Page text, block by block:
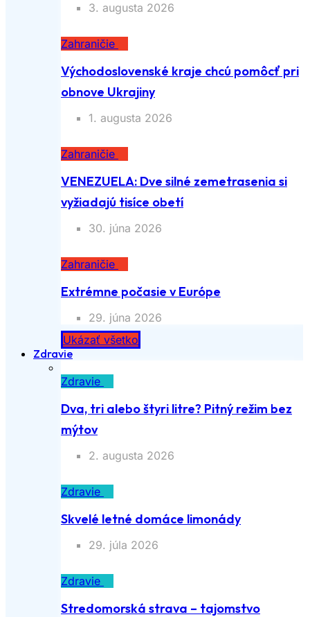
3. augusta 2026
Zahraničie
Východoslovenské kraje chcú pomôcť pri
obnove Ukrajiny
1. augusta 2026
Zahraničie
VENEZUELA: Dve silné zemetrasenia si
vyžiadajú tisíce obetí
30. júna 2026
Zahraničie
Extrémne počasie v Európe
29. júna 2026
Ukázať všetko
Zdravie
Zdravie
Dva, tri alebo štyri litre? Pitný režim bez
mýtov
2. augusta 2026
Zdravie
Skvelé letné domáce limonády
29. júla 2026
Zdravie
Stredomorská strava – tajomstvo